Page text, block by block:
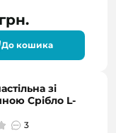
До кошика
зі
Срібло L-
3